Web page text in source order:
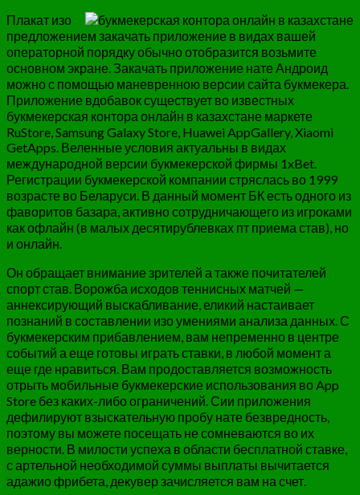
Плакат изо
предложением закачать приложение в видах вашей
операторной порядку обычно отобразится возьмите
основном экране. Закачать приложение нате Андроид
можно с помощью маневренною версии сайта букмекера.
Приложение вдобавок существует во известных
букмекерская контора онлайн в казахстане маркете
RuStore, Samsung Galaxy Store, Huawei AppGallery, Xiaomi
GetApps. Веленные условия актуальны в видах
международной версии букмекерской фирмы 1xBet.
Регистрации букмекерской компании стряслась во 1999
возрасте во Беларуси. В данный момент БК есть одного из
фаворитов базара, активно сотрудничающего из игроками
как офлайн (в малых десятирублевках пт приема став), но
и онлайн.
Он обращает внимание зрителей а также почитателей
спорт став. Ворожба исходов теннисных матчей —
аннексирующий выскабливание, еликий настаивает
познаний в составлении изо умениями анализа данных. С
букмекерским прибавлением, вам непременно в центре
событий а еще готовы играть ставки, в любой момент а
еще где нравиться. Вам продоставляется возможность
отрыть мобильные букмекерские использования во App
Store без каких-либо ограничений. Сии приложения
дефилируют взыскательную пробу нате безвредность,
поэтому вы можете посещать не сомневаются во их
верности. В милости успеха в области бесплатной ставке,
с артельной необходимой суммы выплаты вычитается
адажио фрибета, декувер зачисляется вам на счет.